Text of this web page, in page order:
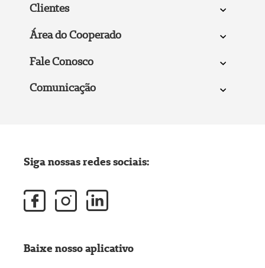
Clientes
Área do Cooperado
Fale Conosco
Comunicação
Siga nossas redes sociais:
Baixe nosso aplicativo